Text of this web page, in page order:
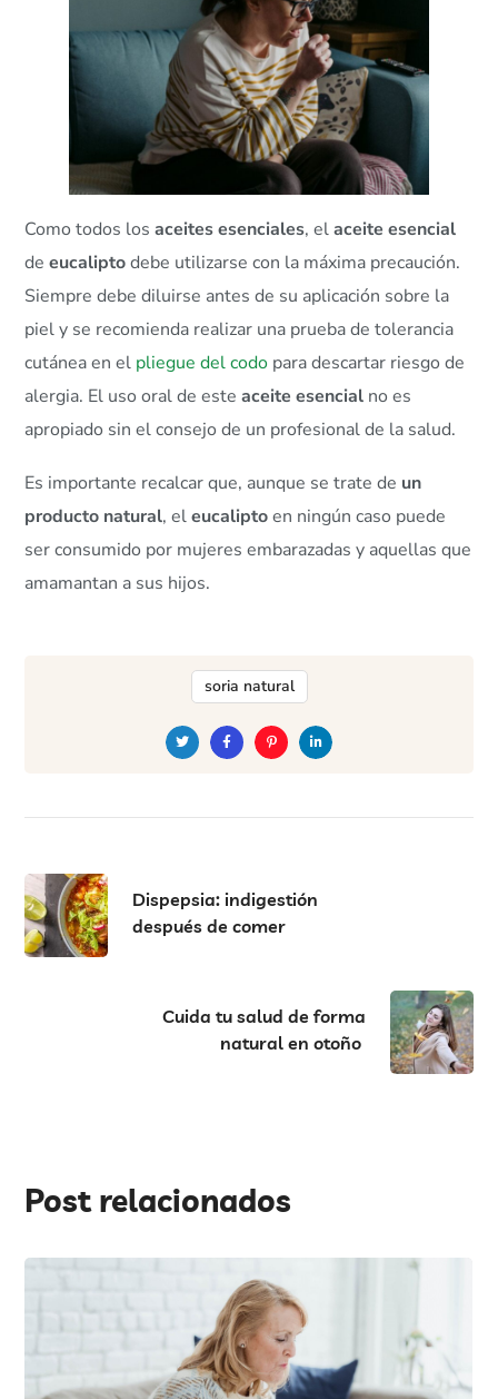
Como todos losaceites esenciales, elaceite esencial
deeucaliptodebe utilizarse con la máxima precaución.
Siempre debe diluirse antes de su aplicación sobre la
piel y se recomienda realizar una prueba de tolerancia
cutánea en el pliegue del codo para descartar riesgo de
alergia. El uso oral de esteaceite esencial no es
apropiado sin el consejo de un profesional de la salud.
Es importante recalcar que, aunque se trate de un
producto natural, eleucaliptoen ningún caso puede
ser consumido por mujeres embarazadas y aquellas que
amamantan a sus hijos.
soria natural
Dispepsia: indigestión
después de comer
Cuida tu salud de forma
natural en otoño
Post relacionados